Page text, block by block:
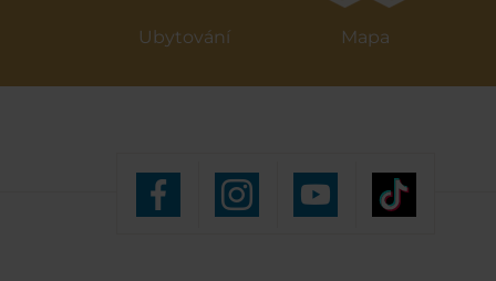
Ubytování Mapa